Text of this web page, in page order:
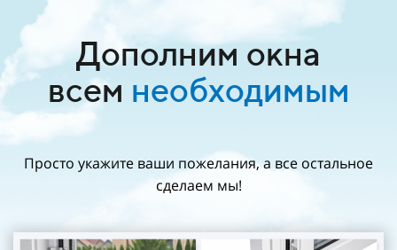
Дополним окна
всем необходимым
Просто укажите ваши пожелания, а все остальное
сделаем мы!